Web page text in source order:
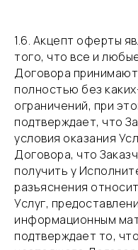
​1.6. Акцепт оферты
того, что все и
Договора
полностью без
ограничений, при
подтверждает, что
условия оказания
Договора, что
получить у
разъяснения
Услуг,
информационным
подтверждает то,